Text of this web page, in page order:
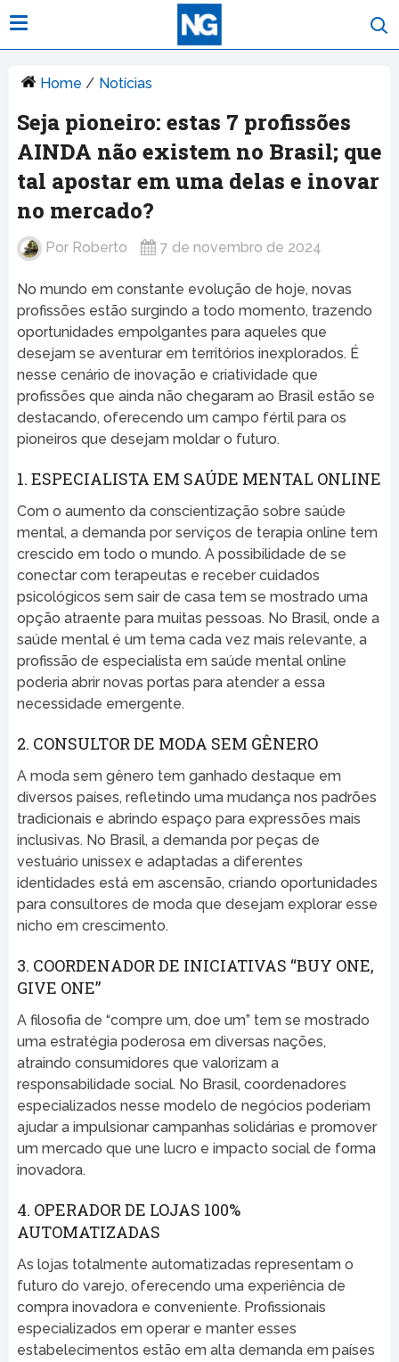
Home / Notícias
Seja pioneiro: estas 7 profissões
AINDA não existem no Brasil; que
tal apostar em uma delas e inovar
no mercado?
Por Roberto 7 de novembro de 2024
No mundo em constante evolução de hoje, novas
profissões estão surgindo a todo momento, trazendo
oportunidades empolgantes para aqueles que
desejam se aventurar em territórios inexplorados. É
nesse cenário de inovação e criatividade que
profissões que ainda não chegaram ao Brasil estão se
destacando, oferecendo um campo fértil para os
pioneiros que desejam moldar o futuro.
1. ESPECIALISTA EM SAÚDE MENTAL ONLINE
Com o aumento da conscientização sobre saúde
mental, a demanda por serviços de terapia online tem
crescido em todo o mundo. A possibilidade de se
conectar com terapeutas e receber cuidados
psicológicos sem sair de casa tem se mostrado uma
opção atraente para muitas pessoas. No Brasil, onde a
saúde mental é um tema cada vez mais relevante, a
profissão de especialista em saúde mental online
poderia abrir novas portas para atender a essa
necessidade emergente.
2. CONSULTOR DE MODA SEM GÊNERO
A moda sem gênero tem ganhado destaque em
diversos países, refletindo uma mudança nos padrões
tradicionais e abrindo espaço para expressões mais
inclusivas. No Brasil, a demanda por peças de
vestuário unissex e adaptadas a diferentes
identidades está em ascensão, criando oportunidades
para consultores de moda que desejam explorar esse
nicho em crescimento.
3. COORDENADOR DE INICIATIVAS “BUY ONE,
GIVE ONE”
A filosofia de “compre um, doe um” tem se mostrado
uma estratégia poderosa em diversas nações,
atraindo consumidores que valorizam a
responsabilidade social. No Brasil, coordenadores
especializados nesse modelo de negócios poderiam
ajudar a impulsionar campanhas solidárias e promover
um mercado que une lucro e impacto social de forma
inovadora.
4. OPERADOR DE LOJAS 100%
AUTOMATIZADAS
As lojas totalmente automatizadas representam o
futuro do varejo, oferecendo uma experiência de
compra inovadora e conveniente. Profissionais
especializados em operar e manter esses
estabelecimentos estão em alta demanda em países